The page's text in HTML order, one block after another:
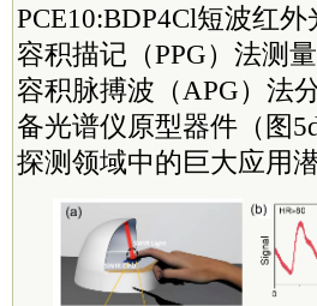
PCE10:BDP4Cl短波红
容积描记（PPG）法测
容积脉搏波（APG）法
备光谱仪原型器件（图
探测领域中的巨大应用潜